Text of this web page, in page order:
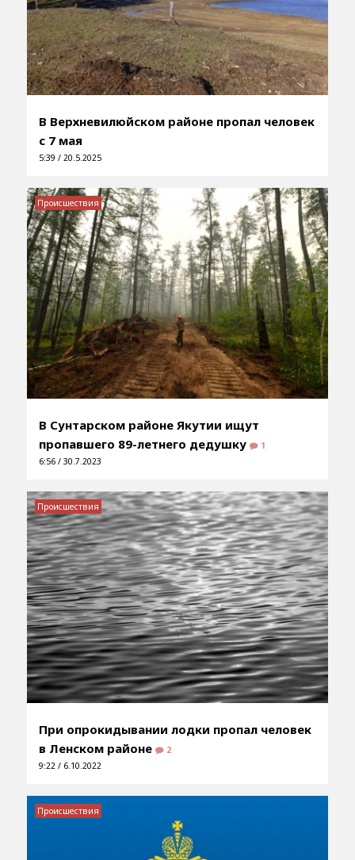
В Верхневилюйском районе пропал человек
с 7 мая
5:39 / 20.5.2025
В Сунтарском районе Якутии ищут
пропавшего 89-летнего дедушку
1
6:56 / 30.7.2023
Происшествия
При опрокидывании лодки пропал человек
в Ленском районе
2
9:22 / 6.10.2022
Происшествия
Происшествия